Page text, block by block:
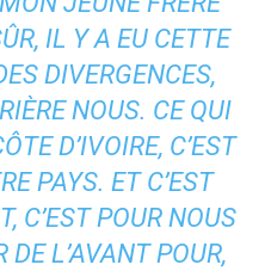
IL Y A EU CETTE
DIVERGENCES,
NOUS. CE QUI
D’IVOIRE, C’EST
PAYS. ET C’EST
C’EST POUR NOUS
DE L’AVANT POUR,